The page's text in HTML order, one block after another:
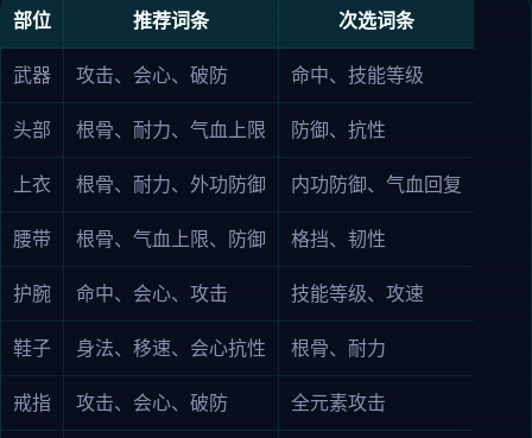
部位 推荐词条 次选词条
武器 攻击、会心、破防 命中、技能等级
头部 根骨、耐力、气血上限 防御、抗性
上衣 根骨、耐力、外功防御 内功防御、气血回复
腰带 根骨、气血上限、防御 格挡、韧性
护腕 命中、会心、攻击 技能等级、攻速
鞋子 身法、移速、会心抗性 根骨、耐力
戒指 攻击、会心、破防 全元素攻击